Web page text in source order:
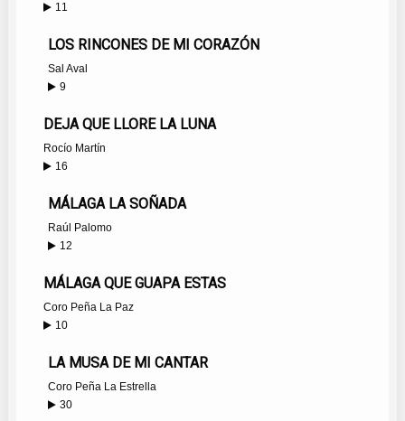
11
LOS RINCONES DE MI CORAZÓN
Sal Aval
9
DEJA QUE LLORE LA LUNA
Rocío Martín
16
MÁLAGA LA SOÑADA
Raúl Palomo
12
MÁLAGA QUE GUAPA ESTAS
Coro Peña La Paz
10
LA MUSA DE MI CANTAR
Coro Peña La Estrella
30